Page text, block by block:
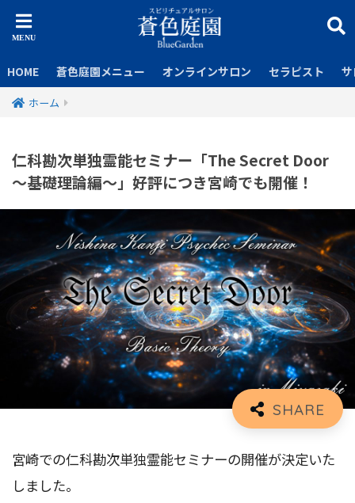
HOME 蒼色庭園メニュー オンラインサロン セラピスト
ホーム
仁科勘次単独霊能セミナー「The Secret Door
～基礎理論編～」好評につき宮崎でも開催！
宮崎での仁科勘次単独霊能セミナーの開催が決定いた
しました。